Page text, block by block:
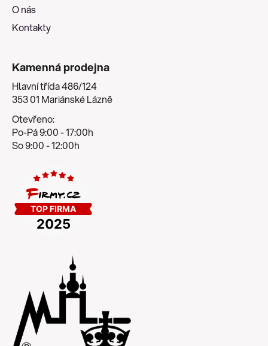
O nás
Kontakty
Kamenná prodejna
Hlavní třída 486/124
353 01 Mariánské Lázně
Otevřeno:
Po-Pá 9:00 - 17:00h
So 9:00 - 12:00h